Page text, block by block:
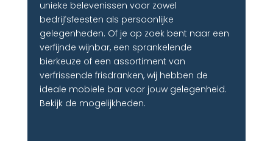
unieke belevenissen voor zowel
bedrijfsfeesten als persoonlijke
gelegenheden. Of je op zoek bent naar een
verfijnde wijnbar, een sprankelende
bierkeuze of een assortiment van
verfrissende frisdranken, wij hebben de
ideale mobiele bar voor jouw gelegenheid.
Bekijk de mogelijkheden.